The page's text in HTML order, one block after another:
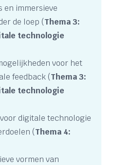
en immersieve
de loep (Thema 3:
technologie
voor het
feedback (Thema 3:
technologie
digitale technologie
(Thema 4:
vormen van